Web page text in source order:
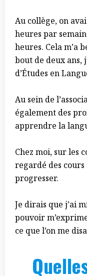
Au collège, on
heures par
heures. Cela m’a
bout de deux ans,
d’Études en
Au sein de
également des
apprendre la
Chez moi, sur les
regardé des
progresser.
Je dirais que j’ai
pouvoir
ce que l’on me